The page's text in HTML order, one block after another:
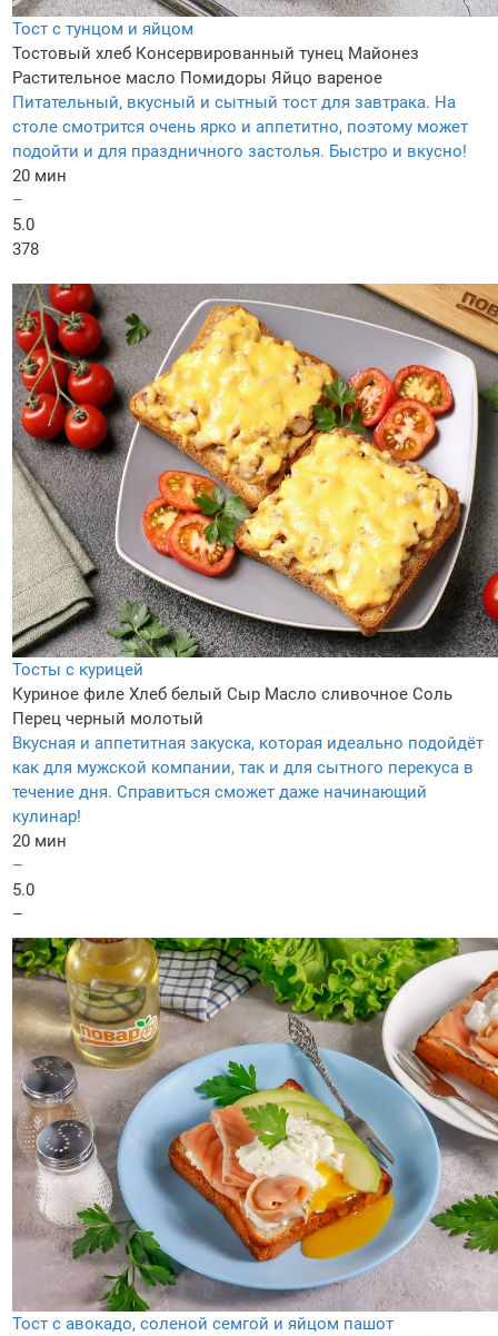
Тост с тунцом и яйцом
Тостовый хлеб Консервированный тунец Майонез
Растительное масло Помидоpы Яйцо вареное
Питательный, вкусный и сытный тост для завтрака. На
столе смотрится очень ярко и аппетитно, поэтому может
подойти и для праздничного застолья. Быстро и вкусно!
20 мин
–
5.0
378
Тосты с курицей
Куриное филе Хлеб белый Сыр Масло сливочное Соль
Перец черный молотый
Вкусная и аппетитная закуска, которая идеально подойдёт
как для мужской компании, так и для сытного перекуса в
течение дня. Справиться сможет даже начинающий
кулинар!
20 мин
–
5.0
–
Тост с авокадо, соленой семгой и яйцом пашот